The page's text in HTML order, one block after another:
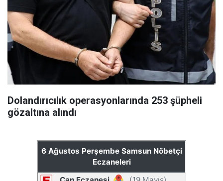
Dolandırıcılık operasyonlarında 253 şüpheli
gözaltına alındı